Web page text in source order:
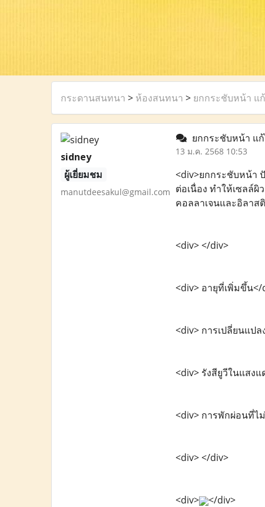
กระดานสนทนา > ห้องสนทนา > ยกกระชับหน้า แ
sidney
ผู้เยี่ยมชม
manutdeesakul@gmail.com
ยกกระชับหน้า แ
13 ม.ค. 2568 10:53
<div>ยกกระชับหน้า
ต่อเนื่อง ทำให้เซลล์
คอลลาเจนและอิลาส
<div> </div>
<div> อายุที่เพิ่มขึ้น</
<div> การเปลี่ยนแป
<div> รังสียูวีในแสง
<div> การพักผ่อนที่ไ
<div> </div>
<div> </div>